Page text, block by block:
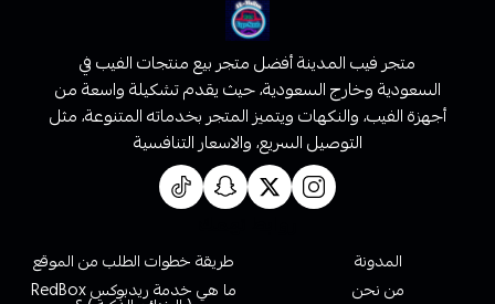
متجر فيب المدينة أفضل متجر بيع منتجات الفيب في
السعودية وخارج السعودية، حيث يقدم تشكيلة واسعة من
أجهزة الفيب، والنكهات ويتميز المتجر بخدماته المتنوعة، مثل
التوصيل السريع، والاسعار التنافسية
المدونة
من نحن
طريقة خطوات الطلب من الموقع
ما هي خدمة ريدبوكس RedBox